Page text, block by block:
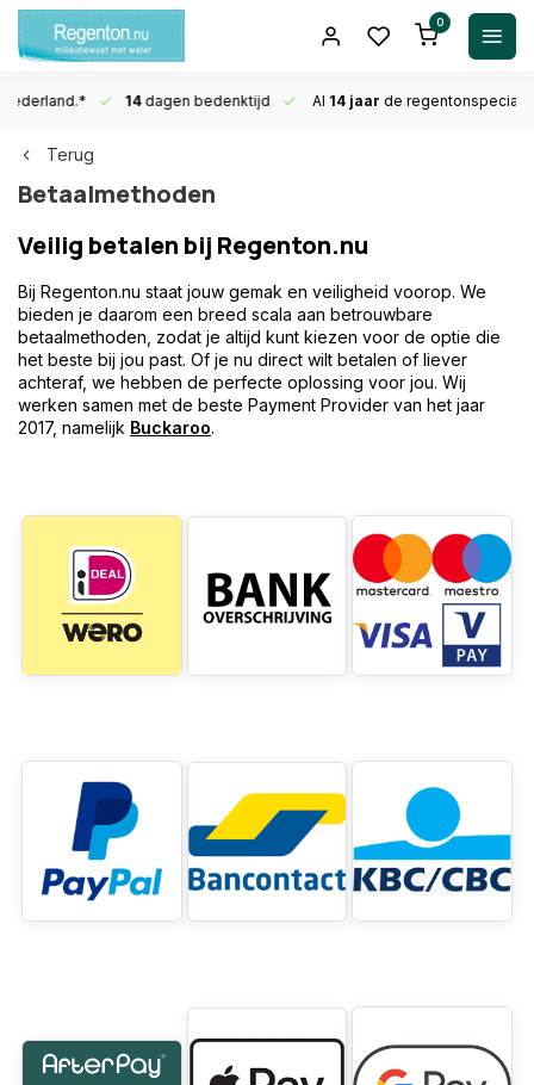
0
14dagen bedenktijd Al 14 jaar de
Terug
Betaalmethoden
Veilig betalen bij Regenton.nu
Bij Regenton.nu staat jouw gemak en veiligheid voorop. We
bieden je daarom een breed scala aan betrouwbare
betaalmethoden, zodat je altijd kunt kiezen voor de optie die
het beste bij jou past. Of je nu direct wilt betalen of liever
achteraf, we hebben de perfecte oplossing voor jou. Wij
werken samen met de beste Payment Provider van het jaar
2017, namelijk Buckaroo.